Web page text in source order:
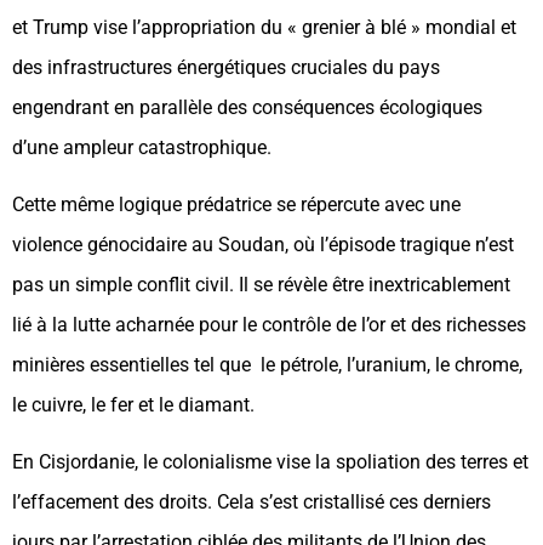
et Trump vise l’appropriation du « grenier à blé » mondial et
des infrastructures énergétiques cruciales du pays
engendrant en parallèle des conséquences écologiques
d’une ampleur catastrophique.
Cette même logique prédatrice se répercute avec une
violence génocidaire au Soudan, où l’épisode tragique n’est
pas un simple conflit civil. Il se révèle être inextricablement
lié à la lutte acharnée pour le contrôle de l’or et des richesses
minières essentielles tel que le pétrole, l’uranium, le chrome,
le cuivre, le fer et le diamant.
En Cisjordanie, le colonialisme vise la spoliation des terres et
l’effacement des droits. Cela s’est cristallisé ces derniers